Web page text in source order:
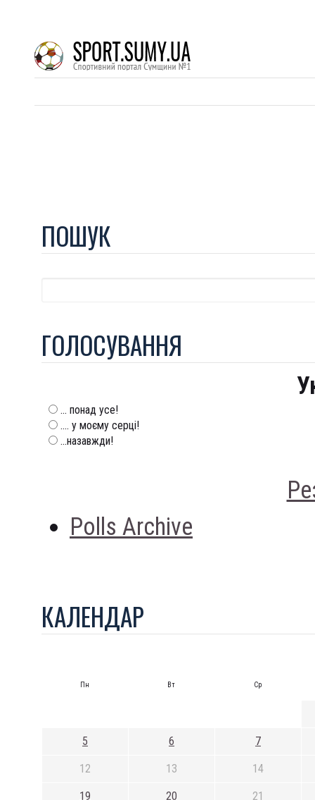
ПОШУК
ГОЛОСУВАННЯ
... понад усе!
.... у моєму серці!
...назавжди!
Polls Archive
КАЛЕНДАР
Пн Вт Ср
5 6 7
12 13 14
19 20 21